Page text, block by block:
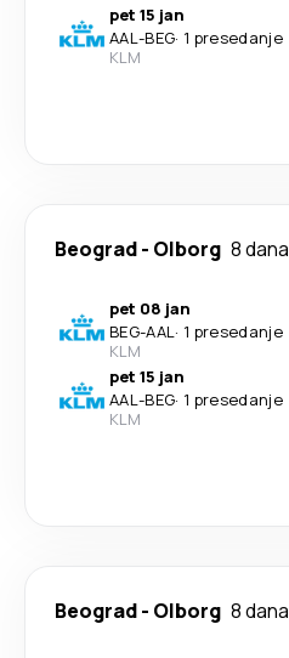
pet 15 jan
AAL-BEG· 1 presedanje
KLM
Beograd- Olborg 8 dana
pet 08 jan
BEG-AAL· 1 presedanje
KLM
pet 15 jan
AAL-BEG· 1 presedanje
KLM
Beograd- Olborg 8 dana